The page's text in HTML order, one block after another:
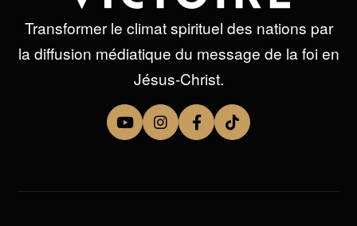
Transformer le climat spirituel des nations par
la diffusion médiatique du message de la foi en
Jésus-Christ.